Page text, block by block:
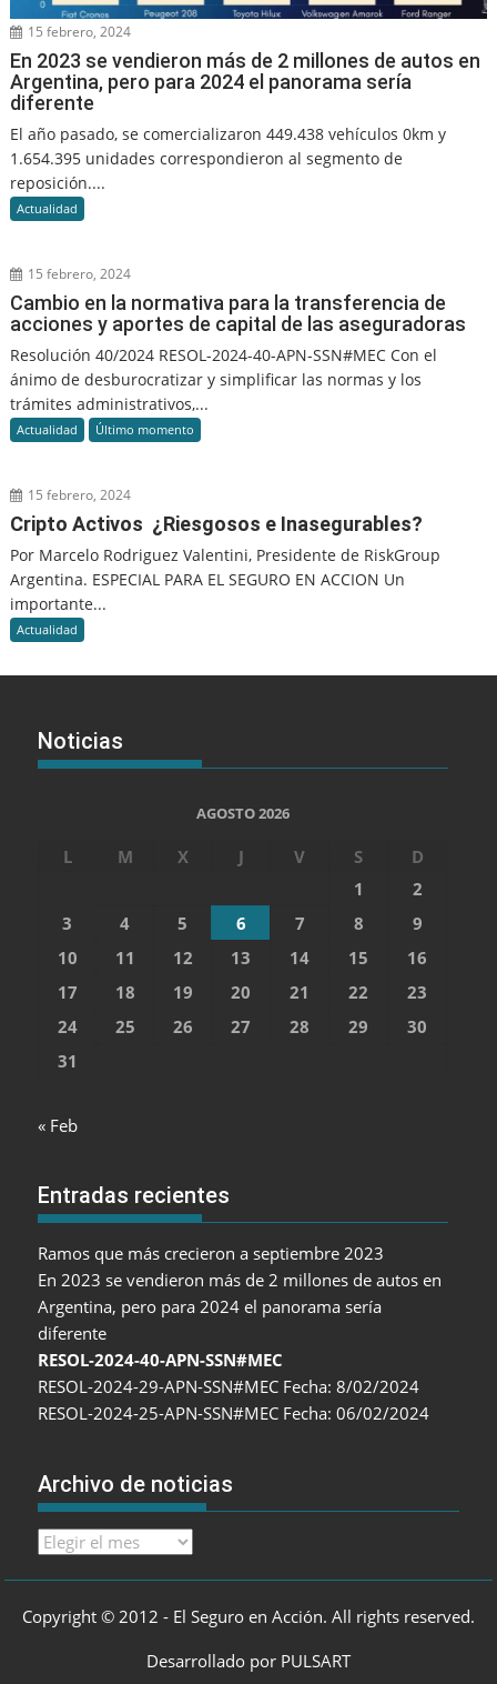
15 febrero, 2024
En 2023 se vendieron más de 2 millones de autos en
Argentina, pero para 2024 el panorama sería
diferente
El año pasado, se comercializaron 449.438 vehículos 0km y
1.654.395 unidades correspondieron al segmento de
reposición....
Actualidad
15 febrero, 2024
Cambio en la normativa para la transferencia de
acciones y aportes de capital de las aseguradoras
Resolución 40/2024 RESOL-2024-40-APN-SSN#MEC Con el
ánimo de desburocratizar y simplificar las normas y los
trámites administrativos,...
Actualidad Último momento
15 febrero, 2024
Cripto Activos ¿Riesgosos e Inasegurables?
Por Marcelo Rodriguez Valentini, Presidente de RiskGroup
Argentina. ESPECIAL PARA EL SEGURO EN ACCION Un
importante...
Actualidad
Noticias
AGOSTO 2026
L M X J V S
D
1
2
3
4 5 6 7 8
9
10
11 12 13 14 15
16
17
18 19 20 21 22
23
24
25 26 27 28 29
30
31
« Feb
Entradas recientes
Ramos que más crecieron a septiembre 2023
En 2023 se vendieron más de 2 millones de autos en
Argentina, pero para 2024 el panorama sería
diferente
RESOL-2024-40-APN-SSN#MEC
RESOL-2024-29-APN-SSN#MEC Fecha: 8/02/2024
RESOL-2024-25-APN-SSN#MEC Fecha: 06/02/2024
Archivo de noticias
Archivo
Copyright © 2012 - El Seguro en Acción. All rights reserved.
Desarrollado por PULSART